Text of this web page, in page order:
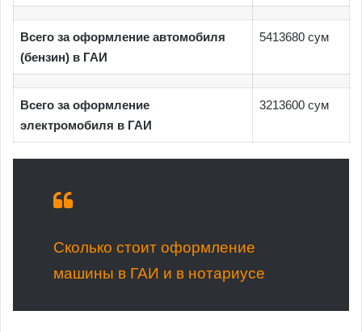
Всего за оформление автомобиля
(бензин) в ГАИ
5413680 сум
Всего за оформление
электромобиля в ГАИ
3213600 сум
Сколько стоит оформление
машины в ГАИ и в нотариусе